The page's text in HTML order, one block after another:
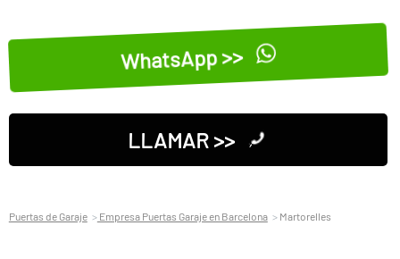
WhatsApp >>
LLAMAR >>
Puertas de Garaje Empresa Puertas Garaje en Barcelona Martorelles